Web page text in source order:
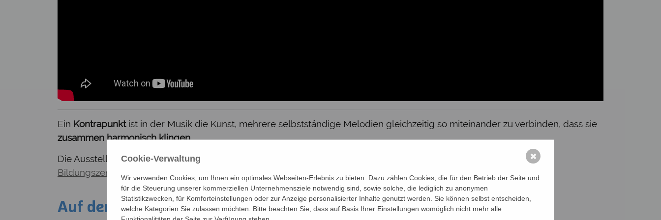
Ein Kontrapunktist in der Musik die Kunst, mehrere selbstständige Melodien gleichzeitig so miteinander zu verbinden, dass sie
zusammen harmonisch klingen.
Die Ausstellung bis 20. Juni 2026 von Dienstag bis Freitag von 9 bis 16 Uhr sowie vor und nach Veranstalungen im
Bildungszentrum St. Bernhard
Auf der Suche nach Sinn und Gotteserfahrung
Cookie-Verwaltung
Wir verwenden Cookies, um Ihnen ein optimales Webseiten-Erlebnis zu bieten. Dazu zählen Cookies, die für den Betrieb der Seite und
für die Steuerung unserer kommerziellen Unternehmensziele notwendig sind, sowie solche, die lediglich zu anonymen
Statistikzwecken, für Komforteinstellungen oder zur Anzeige personalisierter Inhalte genutzt werden. Sie können selbst entscheiden,
welche Kategorien Sie zulassen möchten. Bitte beachten Sie, dass auf Basis Ihrer Einstellungen womöglich nicht mehr alle
✖